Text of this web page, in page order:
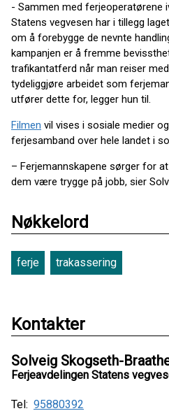
- Sammen med ferjeoperatørene
Statens vegvesen har i tillegg
om å forebygge de nevnte
kampanjen er å fremme
trafikantatferd når man reiser
tydeliggjøre arbeidet som
utfører dette for, legger hun til.
Filmen vil vises i sosiale medier
ferjesamband over hele landet i
– Ferjemannskapene sørger for
dem være trygge på jobb, sier
Nøkkelord
ferje trakassering
Kontakter
Solveig Skogseth-
Ferjeavdelingen Statens
Tel: 95880392